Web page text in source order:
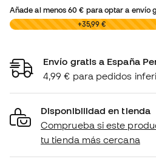
Añade al menos60 € para optar a envío
0,00 € +35,99 €
Envío gratis a España
4,99 € para pedidos
Disponibilidad en tienda
Comprueba si este
tu tienda más cercana